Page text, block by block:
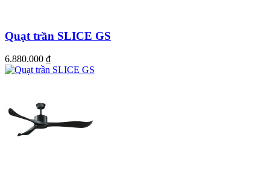
Quạt trần SLICE GS
6.880.000 ₫